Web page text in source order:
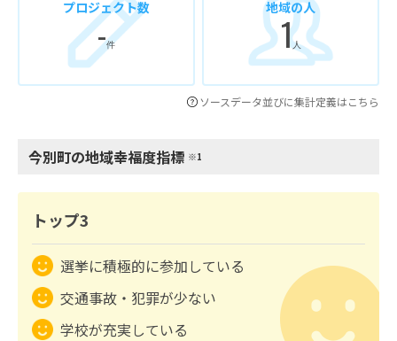
プロジェクト数
-件
地域の人
1人
ソースデータ並びに集計定義はこちら
今別町の地域幸福度指標 ※1
トップ3
選挙に積極的に参加している
交通事故・犯罪が少ない
学校が充実している